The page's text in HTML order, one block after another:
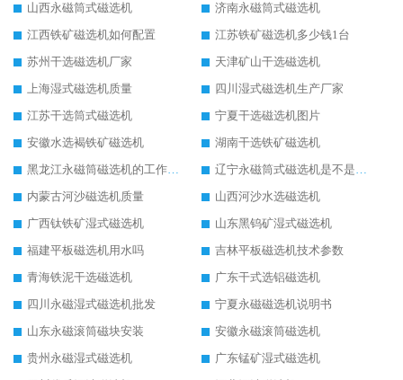
山西永磁筒式磁选机
济南永磁筒式磁选机
江西铁矿磁选机如何配置
江苏铁矿磁选机多少钱1台
苏州干选磁选机厂家
天津矿山干选磁选机
上海湿式磁选机质量
四川湿式磁选机生产厂家
江苏干选筒式磁选机
宁夏干选磁选机图片
安徽水选褐铁矿磁选机
湖南干选铁矿磁选机
黑龙江永磁筒磁选机的工作原理
辽宁永磁筒式磁选机是不是强磁
内蒙古河沙磁选机质量
山西河沙水选磁选机
广西钛铁矿湿式磁选机
山东黑钨矿湿式磁选机
福建平板磁选机用水吗
吉林平板磁选机技术参数
青海铁泥干选磁选机
广东干式选铝磁选机
四川永磁湿式磁选机批发
宁夏永磁磁选机说明书
山东永磁滚筒磁块安装
安徽永磁滚筒磁选机
贵州永磁湿式磁选机
广东锰矿湿式磁选机